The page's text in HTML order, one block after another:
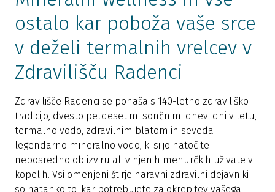
ostalo kar poboža vaše srce
v deželi termalnih vrelcev v
Zdravilišču Radenci
Zdravilišče Radenci se ponaša s 140-letno zdraviliško
tradicijo, dvesto petdesetimi sončnimi dnevi dni v letu,
termalno vodo, zdravilnim blatom in seveda
legendarno mineralno vodo, ki si jo natočite
neposredno ob izviru ali v njenih mehurčkih uživate v
kopelih. Vsi omenjeni štirje naravni zdravilni dejavniki
so natanko to, kar potrebujete za okrepitev vašega